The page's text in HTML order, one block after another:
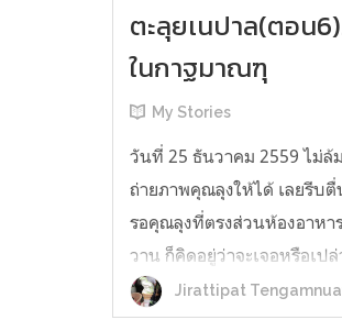
ตะลุยเนปาล(ตอน
ในกาฐมาณฑุ
My Stories
วันที่ 25 ธันวาคม 2559 ไม่ล้
ถ่ายภาพคุณลุงให้ได้ เลยรีบ
รอคุณลุงที่ตรงส่วนห้องอาหา
วาน ก็คิดอยู่ว่าจะเจอหรือเป
ลำบากแล้ว เพราะเดี๋ยวเรา
Jirattipat